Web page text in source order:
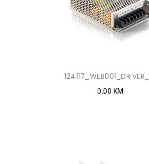
0,00 KM